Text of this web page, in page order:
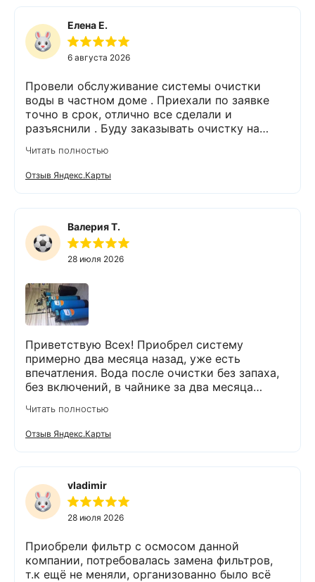
Елена Е.
6 августа 2026
Провели обслуживание системы очистки
воды в частном доме . Приехали по заявке
точно в срок, отлично все сделали и
разъяснили . Буду заказывать очистку на
Читать полностью
Отзыв Яндекс.Карты
Валерия Т.
28 июля 2026
Приветствую Всех! Приобрел систему
примерно два месяца назад, уже есть
впечатления. Вода после очистки без запаха,
без включений, в чайнике за два месяца
работает. Оборудование, несмотря на
размеры, поставили компактно, сбоев не
было. Спасибо Экодару за хорошую работу.
Читать полностью
Отзыв Яндекс.Карты
vladimir
28 июля 2026
Приобрели фильтр с осмосом данной
компании, потребовалась замена фильтров,
т.к ещё не меняли, организованно было всё